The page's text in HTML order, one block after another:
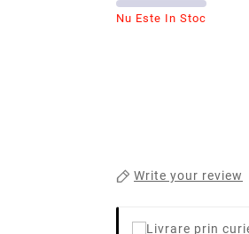
Nu Este In Stoc
Write your review